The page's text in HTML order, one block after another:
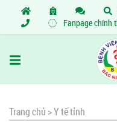
Fanpage chính
Trang chủ >Y tế tỉnh